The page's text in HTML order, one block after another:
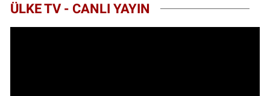
ÜLKE TV - CANLI YAYIN